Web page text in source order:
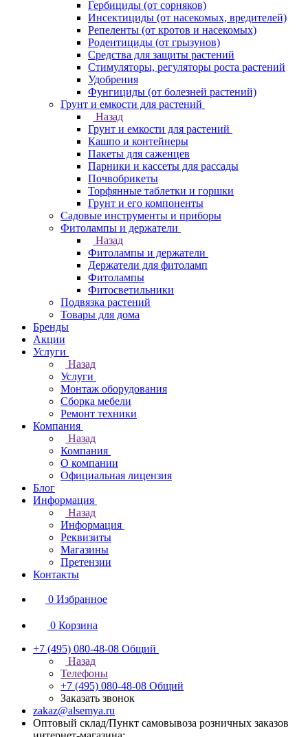
Гербициды (от сорняков)
Инсектициды (от насекомых, вредителей)
Репеленты (от кротов и насекомых)
Родентициды (от грызунов)
Средства для защиты растений
Стимуляторы, регуляторы роста растений
Удобрения
Фунгициды (от болезней растений)
Грунт и емкости для растений
Назад
Грунт и емкости для растений
Кашпо и контейнеры
Пакеты для саженцев
Парники и кассеты для рассады
Почвобрикеты
Торфянные таблетки и горшки
Грунт и его компоненты
Садовые инструменты и приборы
Фитолампы и держатели
Назад
Фитолампы и держатели
Держатели для фитоламп
Фитолампы
Фитосветильники
Подвязка растений
Товары для дома
Бренды
Акции
Услуги
Назад
Услуги
Монтаж оборудования
Сборка мебели
Ремонт техники
Компания
Назад
Компания
О компании
Официальная лицензия
Блог
Информация
Назад
Информация
Реквизиты
Магазины
Претензии
Контакты
0 Избранное
0 Корзина
+7 (495) 080-48-08 Общий
Назад
Телефоны
+7 (495) 080-48-08 Общий
Заказать звонок
zakaz@alsemya.ru
Оптовый склад/Пункт самовывоза розничных заказов